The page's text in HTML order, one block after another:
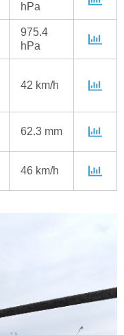
hPa
975.4
hPa
42 km/h
62.3 mm
46 km/h